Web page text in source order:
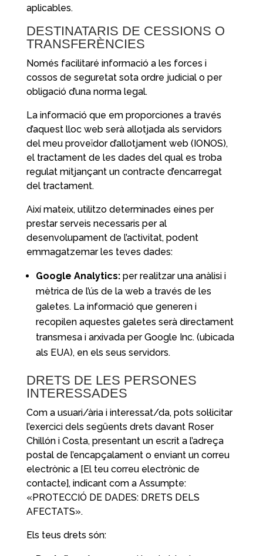
aplicables.
DESTINATARIS DE CESSIONS O
TRANSFERÈNCIES
Només facilitaré informació a les forces i
cossos de seguretat sota ordre judicial o per
obligació d’una norma legal.
La informació que em proporciones a través
d’aquest lloc web serà allotjada als servidors
del meu proveïdor d’allotjament web (IONOS),
el tractament de les dades del qual es troba
regulat mitjançant un contracte d’encarregat
del tractament.
Així mateix, utilitzo determinades eines per
prestar serveis necessaris per al
desenvolupament de l’activitat, podent
emmagatzemar les teves dades:
Google Analytics:per realitzar una anàlisi i
mètrica de l’ús de la web a través de les
galetes. La informació que generen i
recopilen aquestes galetes serà directament
transmesa i arxivada per Google Inc. (ubicada
als EUA), en els seus servidors.
DRETS DE LES PERSONES
INTERESSADES
Com a usuari/ària i interessat/da, pots sol·licitar
l’exercici dels següents drets davant Roser
Chillón i Costa, presentant un escrit a l’adreça
postal de l’encapçalament o enviant un correu
electrònic a [El teu correu electrònic de
contacte], indicant com a Assumpte:
«PROTECCIÓ DE DADES: DRETS DELS
AFECTATS».
Els teus drets són: